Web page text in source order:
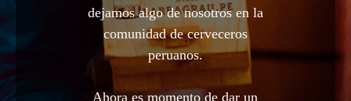
dejamos algo de nosotros en la
comunidad de cerveceros
peruanos.
Ahora es momento de dar un